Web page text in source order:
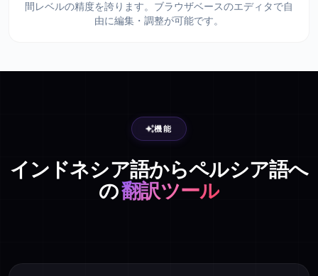
間レベルの精度を誇ります。ブラウザベースのエディタで自
由に編集・調整が可能です。
機能
インドネシア語からペルシア語へ
の翻訳ツール